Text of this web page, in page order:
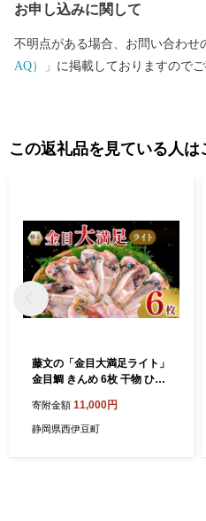
お申し込みに関して
不明点がある場合、お問い合わせ
AQ）」 に掲載しておりますのでご
この返礼品を見ている人は
藤文の「金目大満足ライト」
金目鯛 きんめ 6枚 干物 ひも
お歳暮 お中元
寄附金額 11,000円
静岡県西伊豆町